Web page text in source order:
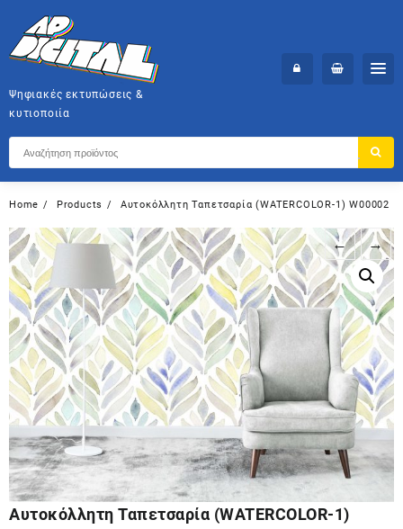
content
Ψηφιακές εκτυπώσεις &
κυτιοποιία
Home Products Αυτοκόλλητη Ταπετσαρία (WATERCOLOR-1) W00002
← →
Αυτοκόλλητη Ταπετσαρία (WATERCOLOR-1)